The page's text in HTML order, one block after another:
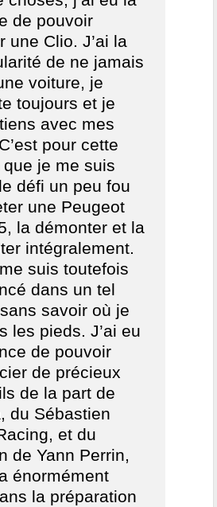
de pouvoir
une Clio. J’ai la
de ne jamais
voiture, je
toujours et je
avec mes
pour cette
que je me suis
défi un peu fou
une Peugeot
la démonter et la
intégralement.
suis toutefois
dans un tel
savoir où je
les pieds. J’ai eu
de pouvoir
de précieux
de la part de
du Sébastien
et du
de Yann Perrin,
énormément
la préparation